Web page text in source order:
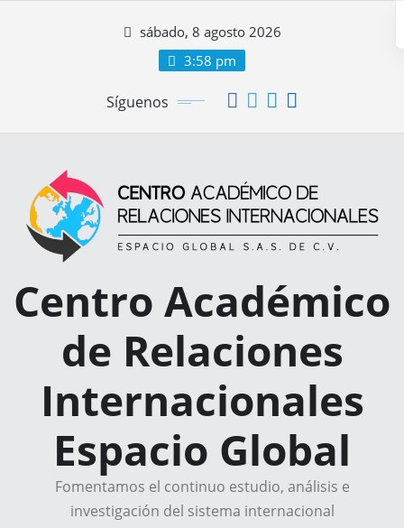
sábado, 8 agosto 2026
3:58 pm
Síguenos
Centro Académico
de Relaciones
Internacionales
Espacio Global
Fomentamos el continuo estudio, análisis e
investigación del sistema internacional